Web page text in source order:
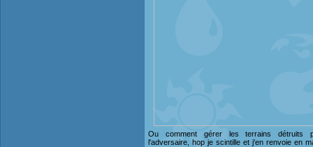
Ou comment gérer les terrains détruits
l'adversaire, hop je scintille et j'en renvoie en